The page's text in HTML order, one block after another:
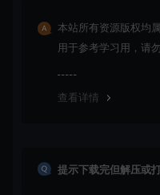
本站所有资源版权均
用于参考学习用，请
查看详情
提示下载完但解压或